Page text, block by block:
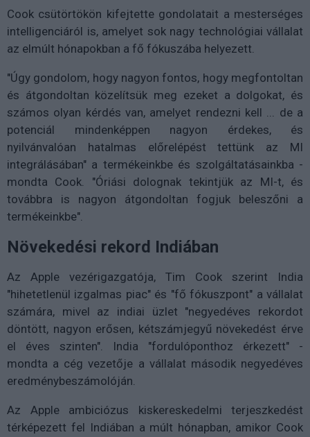
Cook csütörtökön kifejtette gondolatait a mesterséges
intelligenciáról is, amelyet sok nagy technológiai vállalat
az elmúlt hónapokban a fő fókuszába helyezett.
"Úgy gondolom, hogy nagyon fontos, hogy megfontoltan
és átgondoltan közelítsük meg ezeket a dolgokat, és
számos olyan kérdés van, amelyet rendezni kell ... de a
potenciál mindenképpen nagyon érdekes, és
nyilvánvalóan hatalmas előrelépést tettünk az MI
integrálásában" a termékeinkbe és szolgáltatásainkba -
mondta Cook. "Óriási dolognak tekintjük az MI-t, és
továbbra is nagyon átgondoltan fogjuk beleszőni a
termékeinkbe".
Növekedési rekord Indiában
Az Apple vezérigazgatója, Tim Cook szerint India
"hihetetlenül izgalmas piac" és "fő fókuszpont" a vállalat
számára, mivel az indiai üzlet "negyedéves rekordot
döntött, nagyon erősen, kétszámjegyű növekedést érve
el éves szinten". India "fordulóponthoz érkezett" -
mondta a cég vezetője a vállalat második negyedéves
eredménybeszámolóján.
Az Apple ambiciózus kiskereskedelmi terjeszkedést
térképezett fel Indiában a múlt hónapban, amikor Cook